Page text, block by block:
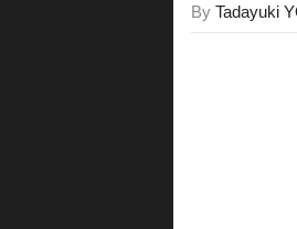
By Tadayuki